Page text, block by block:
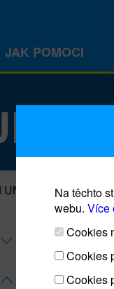
JAK POMOCI
Na těchto
webu. Více
Cookies
Cookies
Cookies